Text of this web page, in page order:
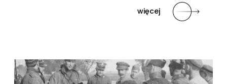
więcej